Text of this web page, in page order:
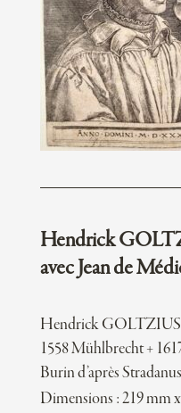
Hendrick
avec Jean de
Hendrick GOLTZIUS
1558 Mühlbrecht +
Burin d’après Stradanus
Dimensions : 219 mm